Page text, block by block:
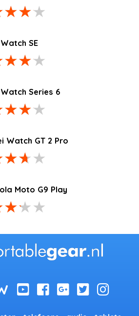
SE
Series 6
Watch GT 2 Pro
Moto G9 Play